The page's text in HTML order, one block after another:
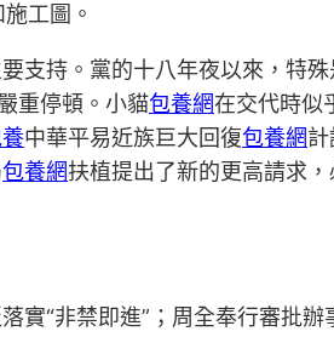
工圖。
持。黨的十八年夜以來，特
重停頓。小貓包養網在交代時似
中華平易近族巨大回復包養網
包養網扶植提出了新的更高請求
“非禁即進”；周全奉行審批辦